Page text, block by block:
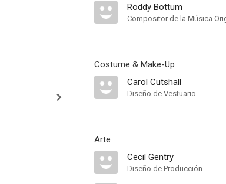
Roddy Bottum
Compositor de la Música
Costume & Make-Up
Carol Cutshall
Diseño de Vestuario
Arte
Cecil Gentry
Diseño de Producción